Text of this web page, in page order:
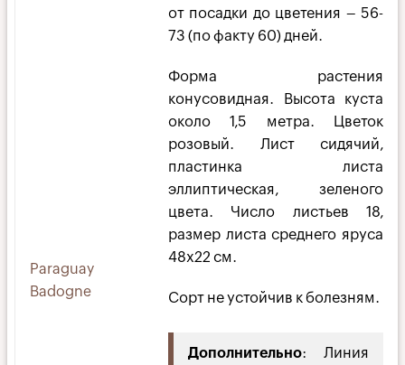
Paraguay
Badogne
от посадки до цветения – 56-
73 (по факту 60) дней.
Форма растения
конусовидная. Высота куста
около 1,5 метра. Цветок
розовый. Лист сидячий,
пластинка листа
эллиптическая, зеленого
цвета. Число листьев 18,
размер листа среднего яруса
48х22 см.
Сорт не устойчив к болезням.
Дополнительно: Линия